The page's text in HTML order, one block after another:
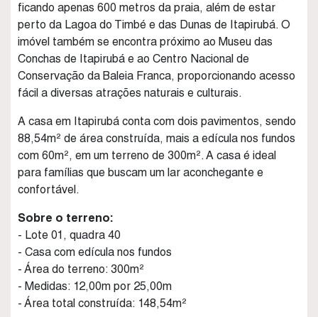
ficando apenas 600 metros da praia, além de estar
perto da Lagoa do Timbé e das Dunas de Itapirubá. O
imóvel também se encontra próximo ao Museu das
Conchas de Itapirubá e ao Centro Nacional de
Conservação da Baleia Franca, proporcionando acesso
fácil a diversas atrações naturais e culturais.
A casa em Itapirubá conta com dois pavimentos, sendo
88,54m² de área construída, mais a edícula nos fundos
com 60m², em um terreno de 300m². A casa é ideal
para famílias que buscam um lar aconchegante e
confortável.
Sobre o terreno:
- Lote 01, quadra 40
- Casa com edícula nos fundos
- Área do terreno: 300m²
- Medidas: 12,00m por 25,00m
- Área total construída: 148,54m²